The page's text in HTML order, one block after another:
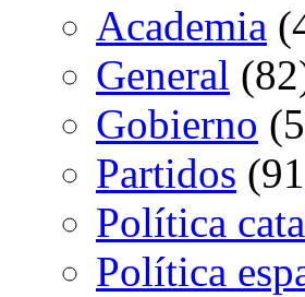
Academia
General
Gobierno
Partidos
Política
Política